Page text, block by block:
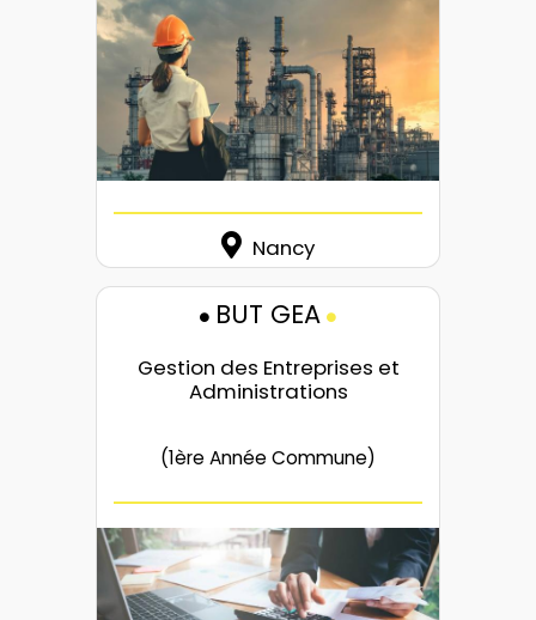
Nancy
BUT GEA
Gestion des Entreprises et
Administrations
(1ère Année Commune)